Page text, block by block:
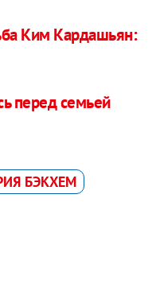
Ким Кардашьян:
перед семьей
БЭКХЕМ